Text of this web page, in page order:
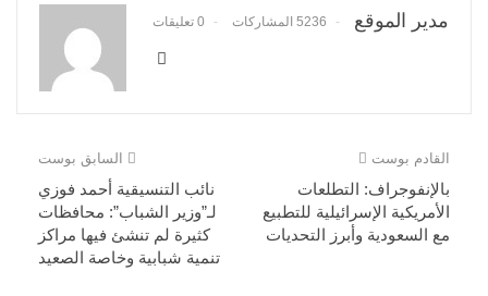
مدير الموقع 5236 المشاركات 0 تعليقات
السابق بوست
نائب التنسيقية أحمد فوزي
لـ”وزير الشباب”: محافظات
كثيرة لم تنشئ فيها مراكز
تنمية شبابية وخاصة الصعيد
القادم بوست
بالإنفوجراف: التطلعات
الأمريكية الإسرائيلية للتطبيع
مع السعودية وأبرز التحديات